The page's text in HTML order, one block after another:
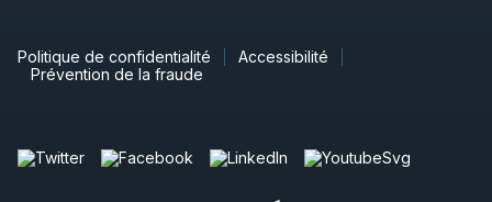
Politique de confidentialité
Accessibilité
Prévention de la fraude